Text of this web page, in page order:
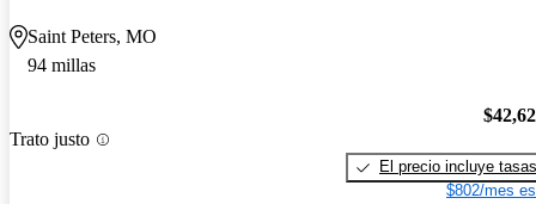
Saint Peters, MO
94 millas
Trato justo
El precio incluye tasas
$802/mes